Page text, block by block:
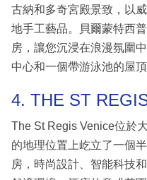
古納和多奇宮殿景致，以
地手工藝品。貝爾蒙特西
房，讓您沉浸在浪漫氛圍
中心和一個帶游泳池的屋
4. THE ST
The St Regis Venice位於
的地理位置上屹立了一個
房，時尚設計、智能科技